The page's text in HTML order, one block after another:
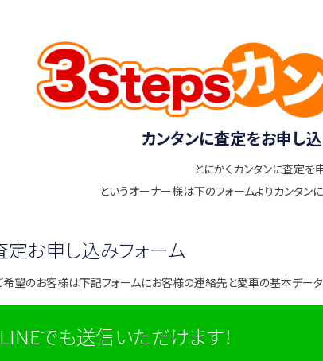
カンタンに査定をお申し
とにかくカンタンに査定を
というオーナー様は下のフォームよりカンタン
定お申し込みフォーム
希望のお客様は下記フォームにお客様の連絡先と愛車の基本デー
でも送信いただけます！